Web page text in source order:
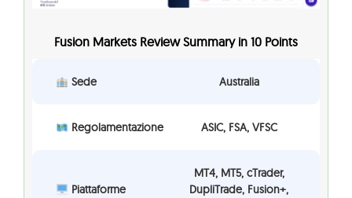
Fusion Markets Review Summary in 10 Points
Sede Australia
Regolamentazione ASIC, FSA, VFSC
Piattaforme
MT4, MT5, cTrader,
DupliTrade, Fusion+,